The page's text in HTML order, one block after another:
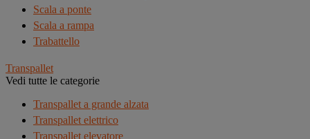
Scala a ponte
Scala a rampa
Trabattello
Transpallet
Vedi tutte le categorie
Transpallet a grande alzata
Transpallet elettrico
Transpallet elevatore